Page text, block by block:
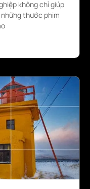
không chỉ giúp
thước phim